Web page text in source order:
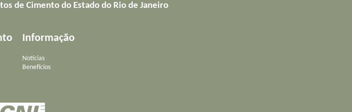
de Cimento do Estado do Rio de Janeiro
Informação
Notícias
Benefícios